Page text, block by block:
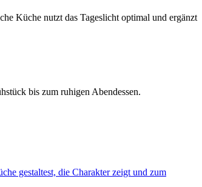
Küche nutzt das Tageslicht optimal und ergänzt
bis zum ruhigen Abendessen.
gestaltest, die Charakter zeigt und zum